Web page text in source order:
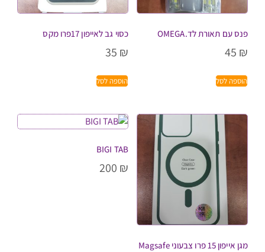
פנס עם תאורת לד.OMEGA
45 ₪
הוספה לסל
כסוי גב לאייפון 17פרו מקס
35 ₪
הוספה לסל
מגן אייפון 15 פרו צבעוני Magsafe
BIGI TAB
200 ₪